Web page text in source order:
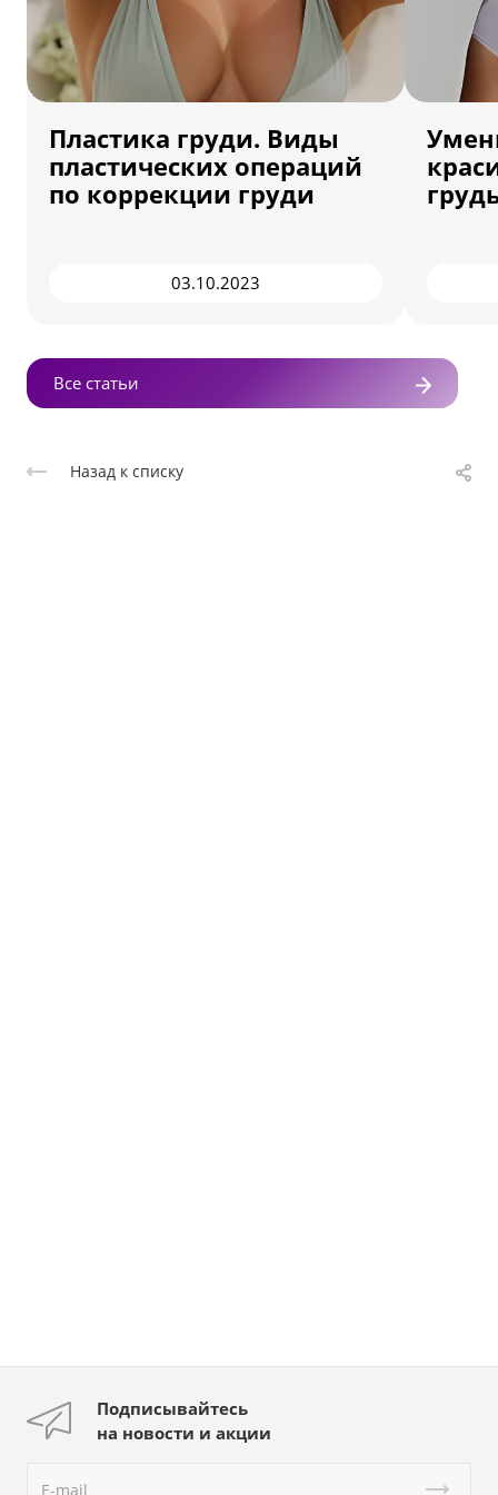
Пластика груди. Виды
пластических операций
по коррекции груди
03.10.2023
Все статьи
Назад к списку
Подписывайтесь
на новости и акции